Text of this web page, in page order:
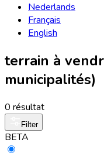
Nederlands
Français
English
terrain à
municipalités)
0 résultat
Filter
BETA